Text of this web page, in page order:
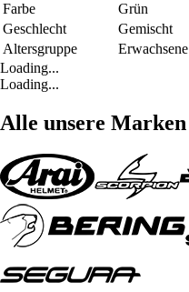
Farbe
Grün
Geschlecht
Gemischt
Altersgruppe
Erwachsene
Loading...
Loading...
Alle unsere Marken